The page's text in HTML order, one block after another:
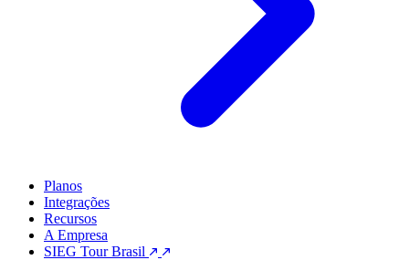
Planos
Integrações
Recursos
A Empresa
SIEG Tour Brasil